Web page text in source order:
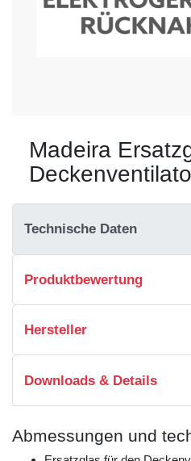
Madeira
Technische Daten
Produktbewertung
Hersteller
Downloads & Details
Abmessungen und